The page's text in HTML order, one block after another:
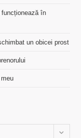
în
un obicei prost